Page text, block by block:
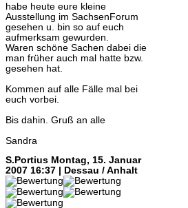
habe heute eure kleine
Ausstellung im SachsenForum
gesehen u. bin so auf euch
aufmerksam gewurden.
Waren schöne Sachen dabei die
man früher auch mal hatte bzw.
gesehen hat.
Kommen auf alle Fälle mal bei
euch vorbei.
Bis dahin. Gruß an alle
Sandra
S.Portius Montag, 15. Januar
2007 16:37 | Dessau / Anhalt